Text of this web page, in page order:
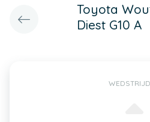
Toyota
Diest G10 A